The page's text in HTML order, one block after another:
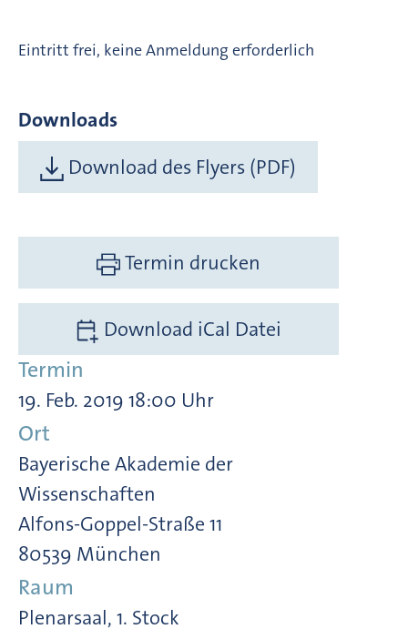
Eintritt frei, keine Anmeldung erforderlich
Downloads
Download des Flyers (PDF)
Termin drucken
Download iCal Datei
Termin
19. Feb. 2019 18:00 Uhr
Ort
Bayerische Akademie der
Wissenschaften
Alfons-Goppel-Straße 11
80539 München
Raum
Plenarsaal, 1. Stock